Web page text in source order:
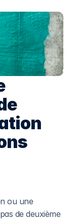
ou une
de deuxième